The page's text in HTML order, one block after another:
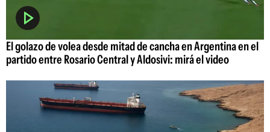
El golazo de volea desde mitad de cancha en Argentina en el
partido entre Rosario Central y Aldosivi: mirá el video